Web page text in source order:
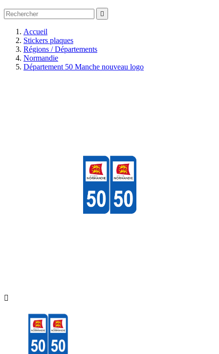

Accueil
Stickers plaques
Régions / Départements
Normandie
Département 50 Manche nouveau logo
